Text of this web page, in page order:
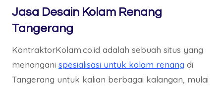
Jasa Desain Kolam Renang
Tangerang
KontraktorKolam.co.id adalah sebuah situs yang
menangani spesialisasi untuk kolam renang di
Tangerang untuk kalian berbagai kalangan, mulai